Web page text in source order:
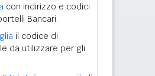
con indirizzo e codici
Bancari.
il codice di
da utilizzare per gli